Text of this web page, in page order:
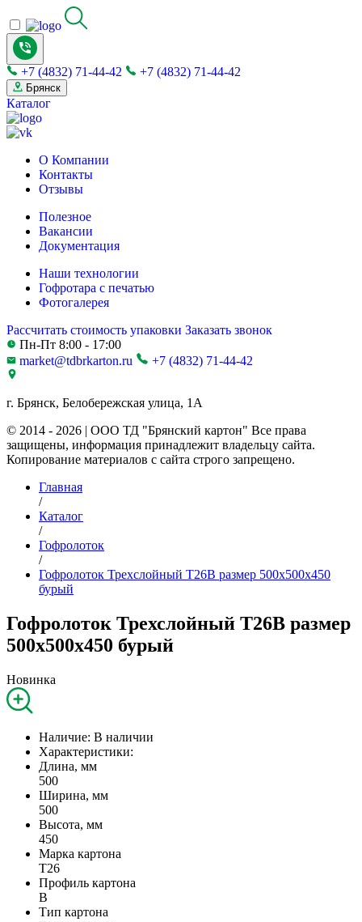
+7 (4832) 71-44-42 +7 (4832) 71-44-42
Брянск
Каталог
О Компании
Контакты
Отзывы
Полезное
Вакансии
Документация
Наши технологии
Гофротара с печатью
Фотогалерея
Рассчитать стоимость упаковки Заказать звонок
Пн-Пт 8:00 - 17:00
market@tdbrkarton.ru
+7 (4832) 71-44-42
г. Брянск, Белобережская улица, 1А
© 2014 - 2026 | ООО ТД "Брянский картон" Все права
защищены, информация принадлежит владельцу сайта.
Копирование материалов с сайта строго запрещено.
Главная
/
Каталог
/
Гофролоток
/
Гофролоток Трехслойный Т26B размер 500x500x450
бурый
Гофролоток Трехслойный Т26B размер
500x500x450 бурый
Новинка
Наличие: В наличии
Характеристики:
Длина, мм
500
Ширина, мм
500
Высота, мм
450
Марка картона
Т26
Профиль картона
B
Тип картона